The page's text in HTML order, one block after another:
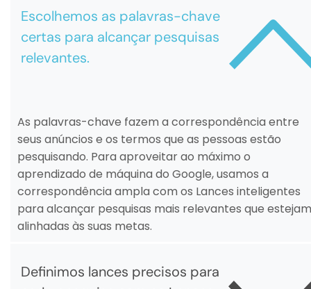
Escolhemos as palavras-chave
certas para alcançar pesquisas
relevantes.
As palavras-chave fazem a correspondência entre
seus anúncios e os termos que as pessoas estão
pesquisando. Para aproveitar ao máximo o
aprendizado de máquina do Google, usamos a
correspondência ampla com os Lances inteligentes
para alcançar pesquisas mais relevantes que estejam
alinhadas às suas metas.
Definimos lances precisos para